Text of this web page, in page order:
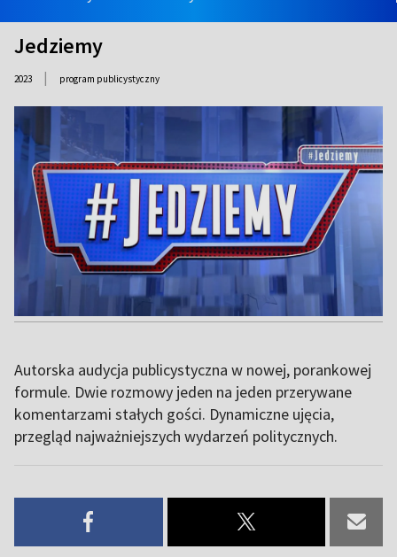
Jedziemy
2023 | program publicystyczny
Autorska audycja publicystyczna w nowej, porankowej
formule. Dwie rozmowy jeden na jeden przerywane
komentarzami stałych gości. Dynamiczne ujęcia,
przegląd najważniejszych wydarzeń politycznych.